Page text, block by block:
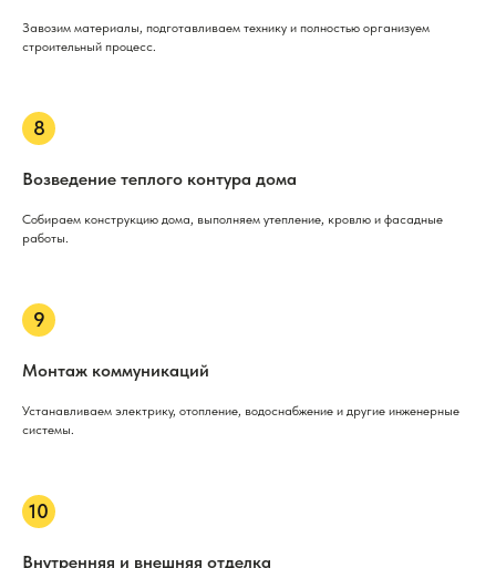
Завозим материалы, подготавливаем технику и полностью организуем
строительный процесс.
Возведение теплого контура дома
Собираем конструкцию дома, выполняем утепление, кровлю и фасадные
работы.
Монтаж коммуникаций
Устанавливаем электрику, отопление, водоснабжение и другие инженерные
системы.
Внутренняя и внешняя отделка